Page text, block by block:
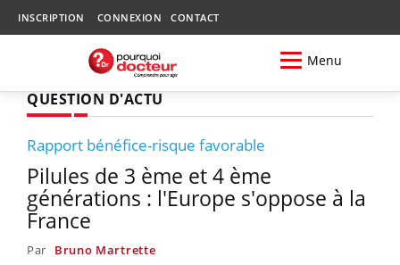
INSCRIPTION CONNEXION CONTACT
Menu
QUESTION D'ACTU
Rapport bénéfice-risque favorable
Pilules de 3 ème et 4 ème
générations : l'Europe s'oppose à la
France
Par Bruno Martrette